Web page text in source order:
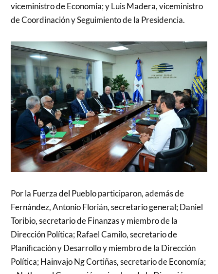
viceministro de Economía; y Luis Madera, viceministro
de Coordinación y Seguimiento de la Presidencia.
Por la Fuerza del Pueblo participaron, además de
Fernández, Antonio Florián, secretario general; Daniel
Toribio, secretario de Finanzas y miembro de la
Dirección Política; Rafael Camilo, secretario de
Planificación y Desarrollo y miembro de la Dirección
Política; Hainvajo Ng Cortiñas, secretario de Economía;